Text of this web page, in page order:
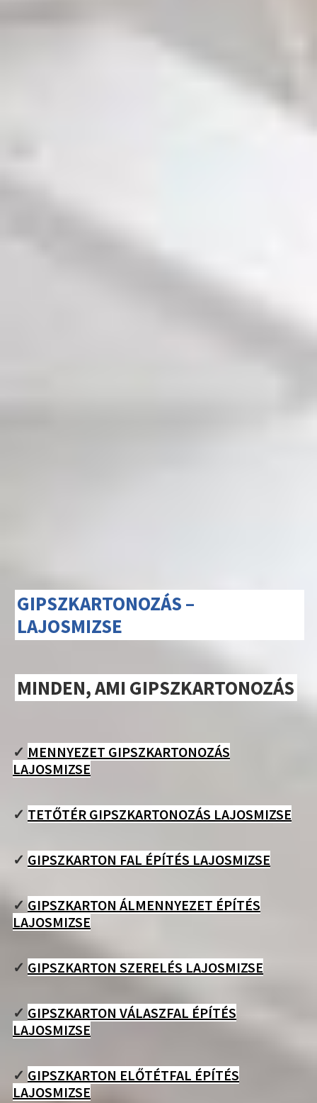
GIPSZKARTONOZÁS –
LAJOSMIZSE
MINDEN, AMI GIPSZKARTONOZÁS
✓ MENNYEZET GIPSZKARTONOZÁS
LAJOSMIZSE
✓ TETŐTÉR GIPSZKARTONOZÁS LAJOSMIZSE
✓ GIPSZKARTON FAL ÉPÍTÉS LAJOSMIZSE
✓ GIPSZKARTON ÁLMENNYEZET ÉPÍTÉS
LAJOSMIZSE
✓ GIPSZKARTON SZERELÉS LAJOSMIZSE
✓ GIPSZKARTON VÁLASZFAL ÉPÍTÉS
LAJOSMIZSE
✓ GIPSZKARTON ELŐTÉTFAL ÉPÍTÉS
LAJOSMIZSE